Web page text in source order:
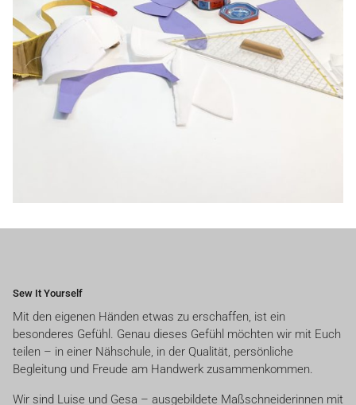
Sew It Yourself
Mit den eigenen Händen etwas zu erschaffen, ist ein
besonderes Gefühl. Genau dieses Gefühl möchten wir mit Euch
teilen – in einer Nähschule, in der Qualität, persönliche
Begleitung und Freude am Handwerk zusammenkommen.
Wir sind Luise und Gesa – ausgebildete Maßschneiderinnen mit